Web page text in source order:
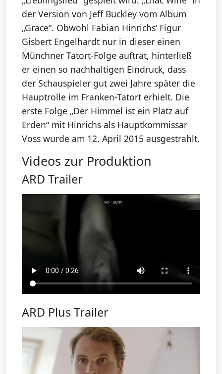
der Version von Jeff Buckley vom Album
„Grace“. Obwohl Fabian Hinrichs‘ Figur
Gisbert Engelhardt nur in dieser einen
Münchner Tatort-Folge auftrat, hinterließ
er einen so nachhaltigen Eindruck, dass
der Schauspieler gut zwei Jahre später die
Hauptrolle im Franken-Tatort erhielt. Die
erste Folge „Der Himmel ist ein Platz auf
Erden“ mit Hinrichs als Hauptkommissar
Voss wurde am 12. April 2015 ausgestrahlt.
Videos zur Produktion
ARD Trailer
ARD Plus Trailer